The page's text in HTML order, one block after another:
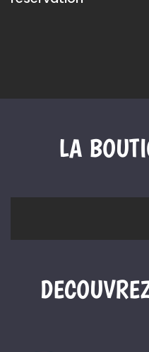
LA